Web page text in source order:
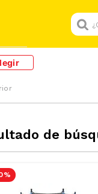
¿Que
de
%